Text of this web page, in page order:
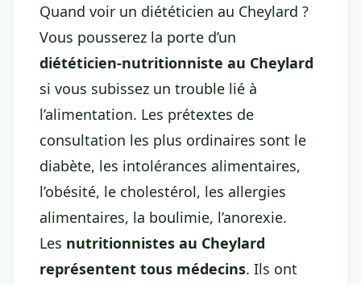
Quand voir un diététicien au Cheylard ?
Vous pousserez la porte d’un
diététicien-nutritionniste au Cheylard
si vous subissez un trouble lié à
l’alimentation. Les prétextes de
consultation les plus ordinaires sont le
diabète, les intolérances alimentaires,
l’obésité, le cholestérol, les allergies
alimentaires, la boulimie, l’anorexie.
Les nutritionnistes au Cheylard
représentent tous médecins. Ils ont